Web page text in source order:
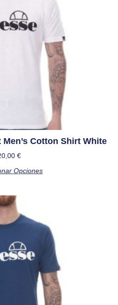
Cotton Shirt White
€
Opciones